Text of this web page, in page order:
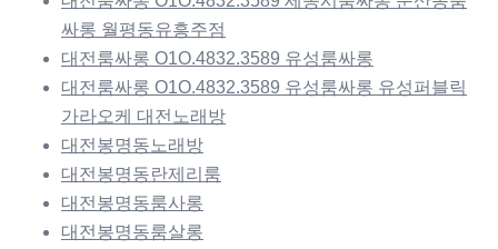
싸롱 월평동유흥주점
대전룸싸롱 O1O.4832.3589 유성룸싸롱
대전룸싸롱 O1O.4832.3589 유성룸싸롱 유성퍼블릭
가라오케 대전노래방
대전봉명동노래방
대전봉명동란제리룸
대전봉명동룸사롱
대전봉명동룸살롱